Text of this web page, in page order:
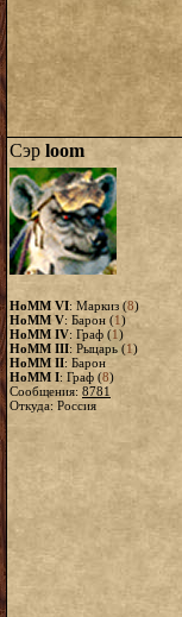
Сэр loom
HoMM VI: Маркиз (8)
HoMM V: Барон (1)
HoMM IV: Граф (1)
HoMM III: Рыцарь (1)
HoMM II: Барон
HoMM I: Граф (8)
Сообщения: 8781
Откуда: Россия